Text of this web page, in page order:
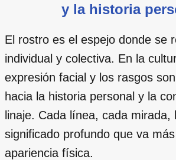
y la historia
El rostro es el espejo donde se
individual y colectiva. En la
expresión facial y los rasgos
hacia la historia personal y la
linaje. Cada línea, cada mirada,
significado profundo que va
apariencia física.